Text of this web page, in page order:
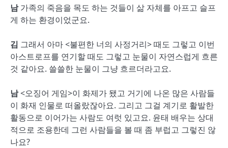
남가족의 죽음을 목도 하는 것들이 삶 자체를 아프고 슬프
게 하는 환경이었군요.
김 그래서 아마 <불편한 너의 사정거리> 때도 그렇고 이번
아스트로프를 연기할 때도 그렇고 눈물이 자연스럽게 흐른
것 같아요. 쓸쓸한 눈물이 그냥 흐르더라고요.
남<오징어 게임>이 화제가 됐고 거기에 나온 많은 사람들
이 화재 인물로 떠올랐잖아요. 그리고 그걸 계기로 활발한
활동으로 이어가는 사람도 여럿 있고요. 윤태 배우는 상대
적으로 조용한데 그런 사람들을 볼 때 좀 부럽고 그렇진 않
나요?